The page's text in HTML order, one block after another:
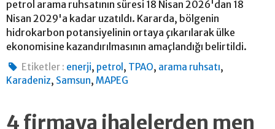
petrol arama ruhsatının süresi 18 Nisan 2026'dan 18
Nisan 2029'a kadar uzatıldı. Kararda, bölgenin
hidrokarbon potansiyelinin ortaya çıkarılarak ülke
ekonomisine kazandırılmasının amaçlandığı belirtildi.
Etiketler : enerji, petrol , TPAO, arama ruhsatı,
Karadeniz, Samsun, MAPEG
4 firmaya ihalelerden men